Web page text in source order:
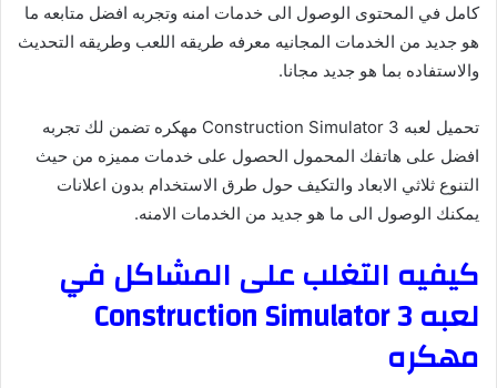
كامل في المحتوى الوصول الى خدمات امنه وتجربه افضل متابعه ما
هو جديد من الخدمات المجانيه معرفه طريقه اللعب وطريقه التحديث
والاستفاده بما هو جديد مجانا.
تحميل لعبه Construction Simulator 3 مهكره تضمن لك تجربه
افضل على هاتفك المحمول الحصول على خدمات مميزه من حيث
التنوع ثلاثي الابعاد والتكيف حول طرق الاستخدام بدون اعلانات
يمكنك الوصول الى ما هو جديد من الخدمات الامنه.
كيفيه التغلب على المشاكل في
لعبه Construction Simulator 3
مهكره